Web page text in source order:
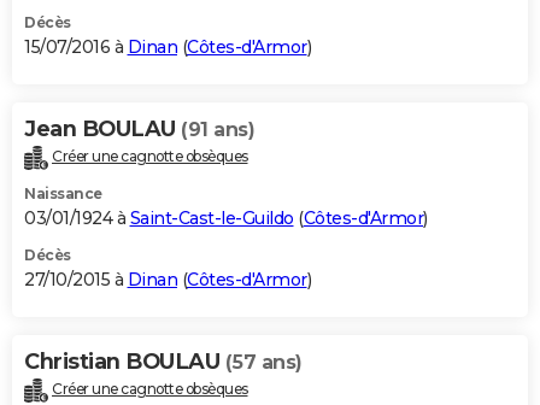
Décès
15/07/2016 à Dinan (Côtes-d'Armor)
Jean BOULAU (91 ans)
Créer une cagnotte obsèques
Naissance
03/01/1924 à Saint-Cast-le-Guildo (Côtes-d'Armor)
Décès
27/10/2015 à Dinan (Côtes-d'Armor)
Christian BOULAU (57 ans)
Créer une cagnotte obsèques